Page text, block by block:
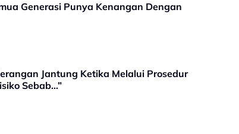
Generasi Punya Kenangan Dengan
Jantung Ketika Melalui Prosedur
Sebab…”